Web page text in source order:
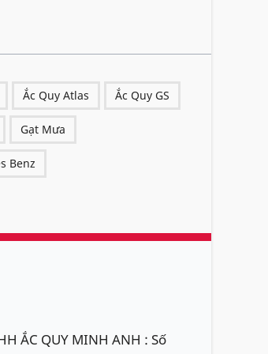
Ắc Quy Atlas Ắc Quy GS
Gạt Mưa
Benz
ẮC QUY MINH ANH : Số